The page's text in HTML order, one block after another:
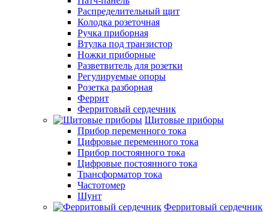
Распределительный щит
Колодка розеточная
Ручка приборная
Втулка под транзистор
Ножки приборные
Разветвитель для розетки
Регулируемые опоры
Розетка разборная
Феррит
Ферритовый сердечник
Щитовые приборы
Прибор переменного тока
Цифровые переменного тока
Прибор постоянного тока
Цифровые постоянного тока
Трансформатор тока
Частотомер
Шунт
Ферритовый сердечник